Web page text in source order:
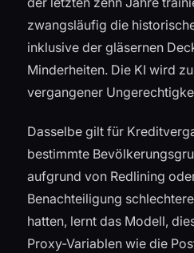
zwangsläufig die
inklusive der gläsernen
Minderheiten. Die KI wird
vergangener
Dasselbe gilt für
bestimmte
aufgrund von Redlining
Benachteiligung
hatten, lernt das Modell,
Proxy-Variablen wie die